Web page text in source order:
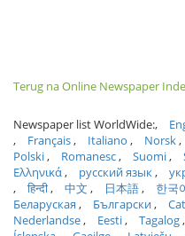
Terug na Online Newspaper
Newspaper list WorldWide:
Français
Italiano Norsk
Polski
Romanesc Suomi
Ελληνικά
русский язык
हिन्दी
中文 日本語 한국
Беларуская
Български
Nederlandse
Eesti Tagalog